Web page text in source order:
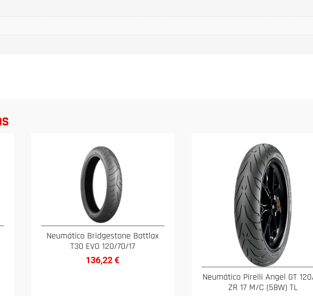
Neumático Bridgestone Battlax
T30 EVO 120/70/17
136,22€
Neumático Pirelli Angel GT
ZR 17 M/C (58W) TL